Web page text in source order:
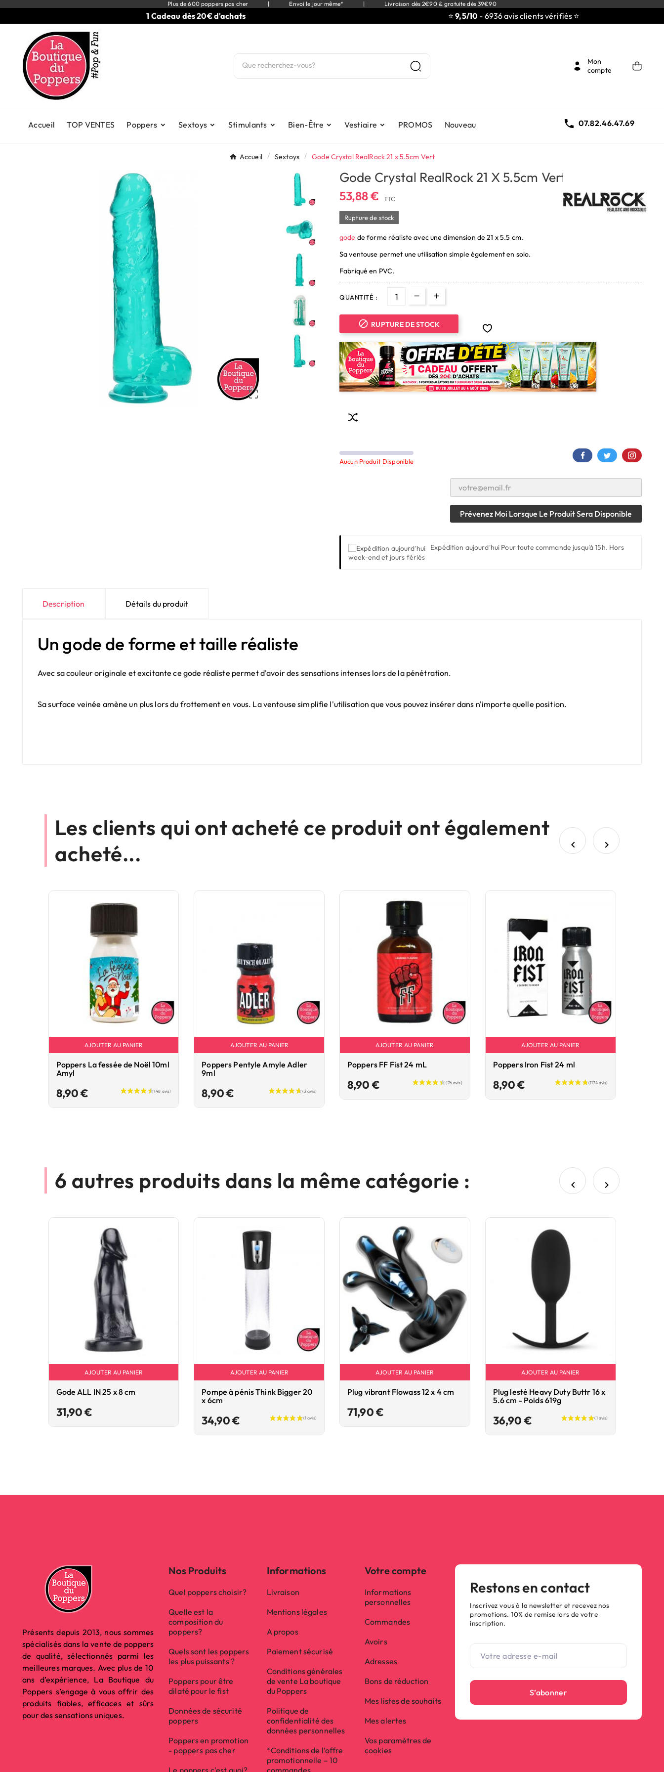
Plus de 600 poppers pas cher | Envoi le jour même* | Livraison dès 2€90 & gratuite dès 39€90
1 Cadeau dès 20€ d'achats 9,5/10- 6936 avis clients vérifiés ⭐
Mon
compte
Accueil TOP VENTES Poppers Sextoys Stimulants Bien-Être Vestiaire PROMOS Nouveau  07.82.46.47.69
Accueil Sextoys Gode Crystal RealRock 21 x 5.5cm Vert

Gode Crystal RealRock 21 X 5.5cm Vert
53,88 € TTC
Rupture de stock
gode de forme réaliste avec une dimension de 21 x 5.5 cm.
Sa ventouse permet une utilisation simple également en solo.
Fabriqué en PVC.
QUANTITÉ :
 RUPTURE DE STOCK
Aucun Produit Disponible
Prévenez Moi Lorsque Le Produit Sera Disponible
Expédition aujourd'hui Pour toute commande jusqu'à 15h. Hors
week-end et jours fériés
Description Détails du produit
Un gode de forme et taille réaliste
Avec sa couleur originale et excitante ce gode réaliste permet d'avoir des sensations intenses lors de la pénétration.
Sa surface veinée amène un plus lors du frottement en vous. La ventouse simplifie l'utilisation que vous pouvez insérer dans n'importe quelle position.
Les clients qui ont acheté ce produit ont également
acheté...
 
AJOUTER AU PANIER
Poppers La fessée de Noël 10ml
Amyl
8,90 €
AJOUTER AU PANIER
Poppers Pentyle Amyle Adler
9ml
8,90 €
AJOUTER AU PANIER
Poppers FF Fist 24 mL
8,90 €Prix
AJOUTER AU PANIER
Poppers Iron Fist 24 ml
8,90 €
6 autres produits dans la même catégorie :  
AJOUTER AU PANIER
Gode ALL IN 25 x 8 cm
31,90 €
AJOUTER AU PANIER
Pompe à pénis Think Bigger 20
x 6cm
34,90 €
AJOUTER AU PANIER
Plug vibrant Flowass 12 x 4 cm
71,90 €Prix
AJOUTER AU PANIER
Plug lesté Heavy Duty Buttr 16 x
5.6 cm - Poids 619g
36,90 €Prix
Présents depuis 2013, nous sommes
spécialisés dans la vente de poppers
de qualité, sélectionnés parmi les
meilleures marques. Avec plus de 10
ans d’expérience, La Boutique du
Poppers s’engage à vous offrir des
produits fiables, efficaces et sûrs
pour des sensations uniques.
Nos Produits
Quel poppers choisir?
Quelle est la
composition du
poppers?
Quels sont les poppers
les plus puissants ?
Poppers pour être
dilaté pour le fist
Données de sécurité
poppers
Poppers en promotion
- poppers pas cher
Informations
Livraison
Mentions légales
A propos
Paiement sécurisé
Conditions générales
de vente La boutique
du Poppers
Politique de
confidentialité des
données personnelles
*Conditions de l’offre
promotionnelle – 10
Votre compte
Informations
personnelles
Commandes
Avoirs
Adresses
Bons de réduction
Mes listes de souhaits
Mes alertes
Vos paramètres de
cookies
Restons en contact
Inscrivez vous à la newsletter et recevez nos
promotions. 10% de remise lors de votre
inscription.
S’abonner